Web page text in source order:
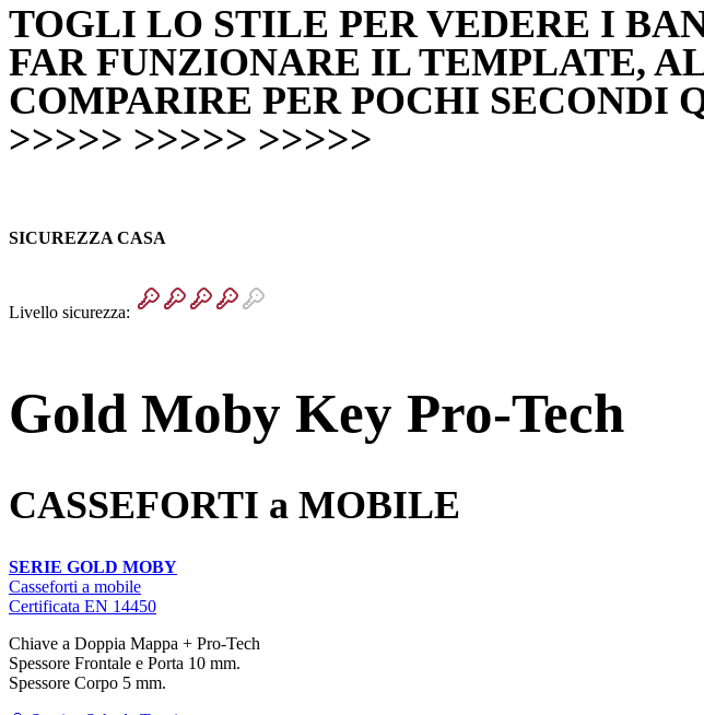
TOGLI LO STILE PER VEDERE I
FAR FUNZIONARE IL TEMPLATE,
COMPARIRE PER POCHI SECONDI
>>>>> >>>>> >>>>>
SICUREZZA CASA
Livello sicurezza:
Gold Moby Key Pro-Tech
CASSEFORTI a MOBILE
SERIE GOLD MOBY
Casseforti a mobile
Certificata EN 14450
Chiave a Doppia Mappa + Pro-Tech
Spessore Frontale e Porta 10 mm.
Spessore Corpo 5 mm.